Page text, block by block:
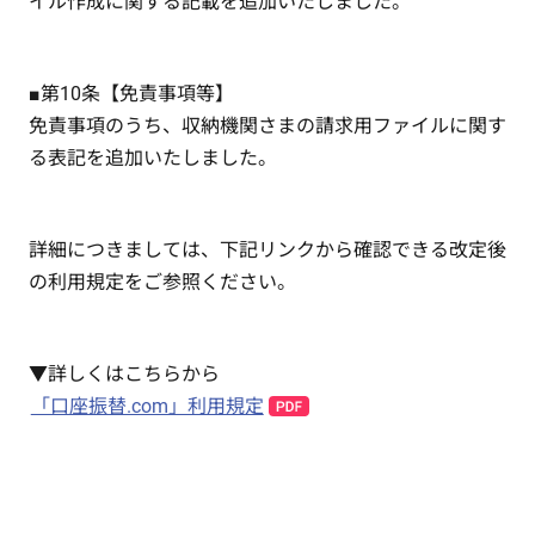
■第10条【免責事項等】
免責事項のうち、収納機関さまの請求用ファイルに関す
る表記を追加いたしました。
詳細につきましては、下記リンクから確認できる改定後
の利用規定をご参照ください。
▼詳しくはこちらから
「口座振替.com」利用規定